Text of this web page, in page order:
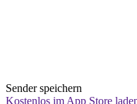
Sender speichern
Kostenlos im App Store